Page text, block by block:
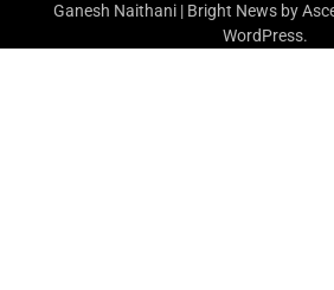
Ganesh Naithani | Bright News by
WordPress.